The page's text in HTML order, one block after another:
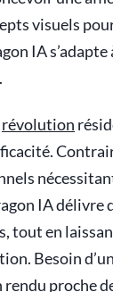
visuels
IA s’adapte
révolution
IA délivre
tout en
Besoin
rendu proche